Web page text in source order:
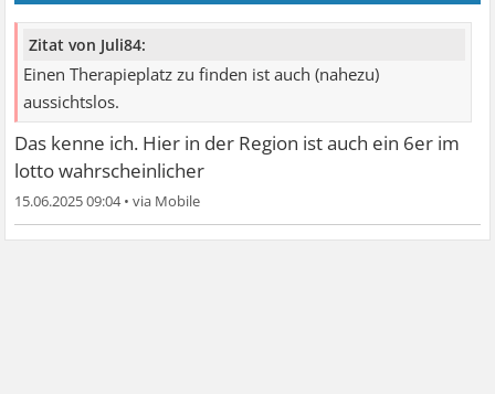
Zitat von Juli84:
Einen Therapieplatz zu finden ist auch (nahezu)
aussichtslos.
Das kenne ich. Hier in der Region ist auch ein 6er im
lotto wahrscheinlicher
15.06.2025 09:04•